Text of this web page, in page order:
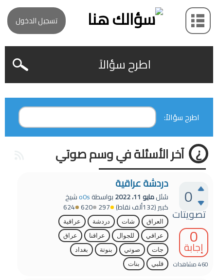
تسجيل الدخول
اطرح سؤالاً
اطرح سؤالاً:
آخر الأسئلة في وسم صوتي
0
تصويتات
0
إجابة
460مشاهدات
دردشة عراقية
سُئلمايو 11، 2022 بواسطةo0sشيخ
كبير(132ألف نقاط) 297
620
624
العراق شات دردشة
عراقية
عراقي
للجوال عراقنا
عراق
جات
صوتي بنوتة
بغداد
قلبي
بنات